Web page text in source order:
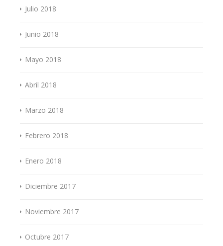
Julio 2018
Junio 2018
Mayo 2018
Abril 2018
Marzo 2018
Febrero 2018
Enero 2018
Diciembre 2017
Noviembre 2017
Octubre 2017